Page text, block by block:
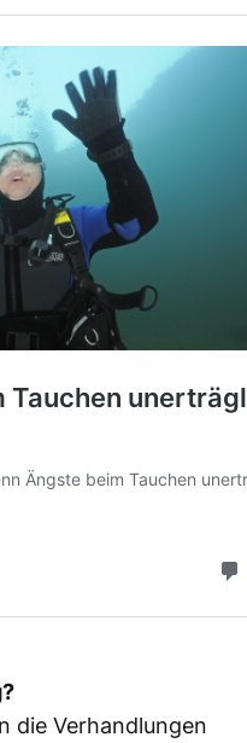
die Verhandlungen